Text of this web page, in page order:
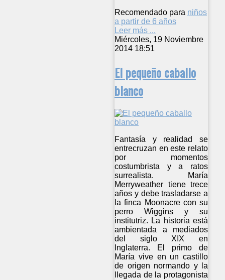
Recomendado para niños
a partir de 6 años
Leer más ...
Miércoles, 19 Noviembre
2014 18:51
El pequeño caballo
blanco
Fantasía y realidad se
entrecruzan en este relato
por momentos
costumbrista y a ratos
surrealista. María
Merryweather tiene trece
años y debe trasladarse a
la finca Moonacre con su
perro Wiggins y su
institutriz. La historia está
ambientada a mediados
del siglo XIX en
Inglaterra. El primo de
María vive en un castillo
de origen normando y la
llegada de la protagonista